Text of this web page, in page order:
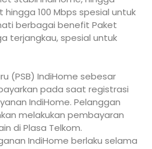
100 Mbps spesial untuk
berbagai benefit Paket
terjangkau, spesial untuk
(PSB) IndiHome sebesar
pada saat registrasi
IndiHome. Pelanggan
melakukan pembayaran
di Plasa Telkom.
IndiHome berlaku selama